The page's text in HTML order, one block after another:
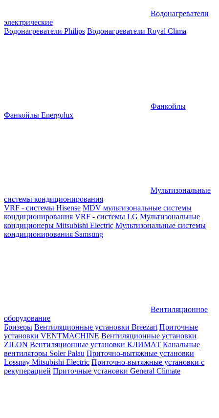
Водонагреватели
электрические
Водонагреватели Philips Водонагреватели Royal Clima
Фанкойлы
Фанкойлы Energolux
Мультизональные
системы кондиционирования
VRF - системы Hisense MDV мультизональные системы
кондиционирования VRF - системы LG Мультизональные
кондиционеры Mitsubishi Electric Мультизональные системы
кондиционирования Samsung
Вентиляционное
оборудование
Бризеры Вентиляционные установки Breezart Приточные
установки VENTMACHINE Вентиляционные установки
ZILON Вентиляционные установки КЛИМАТ Канальные
вентиляторы Soler Palau Приточно-вытяжные установки
Lossnay Mitsubishi Electric Приточно-вытяжные установки с
рекуперацией Приточные установки General Climate